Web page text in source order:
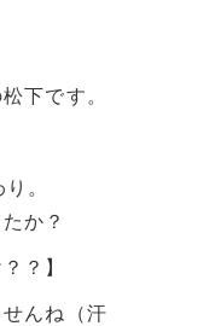
下です。
。
か？
？】
んね（汗